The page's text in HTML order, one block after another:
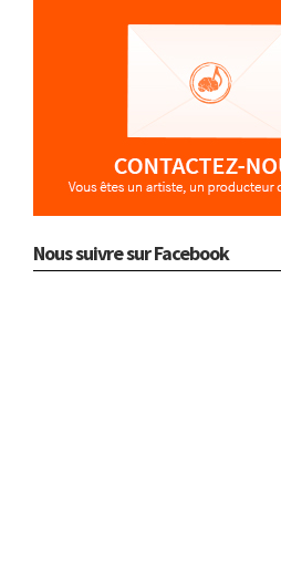
Nous suivre sur Facebook